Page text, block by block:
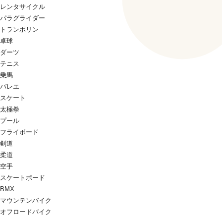
レンタサイクル
パラグライダー
トランポリン
卓球
ダーツ
テニス
乗馬
バレエ
スケート
太極拳
プール
フライボード
剣道
柔道
空手
スケートボード
BMX
マウンテンバイク
オフロードバイク